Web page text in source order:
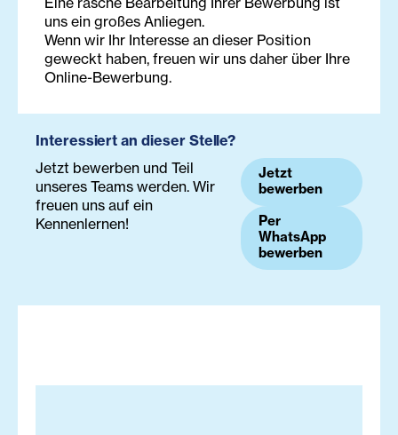
uns ein großes Anliegen.
Wenn wir Ihr Interesse an dieser Position
geweckt haben, freuen wir uns daher über Ihre
Online-Bewerbung.
Interessiert an dieser Stelle?
Jetzt bewerben und Teil
unseres Teams werden. Wir
freuen uns auf ein
Kennenlernen!
Jetzt
bewerben
Per
WhatsApp
bewerben